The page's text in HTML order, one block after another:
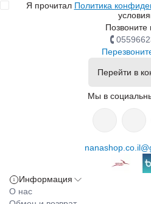
Я прочитал Политика
Позвоните
Перейти в
Мы в
Информация
О нас